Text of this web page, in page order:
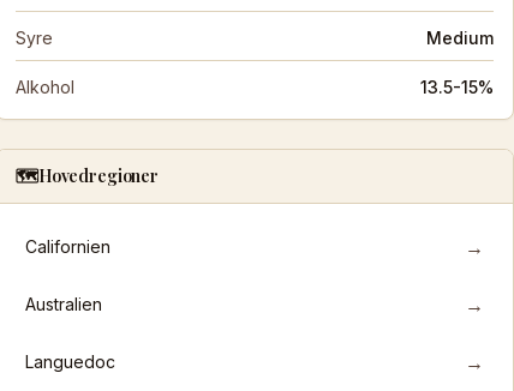
Syre Medium
Alkohol 13.5-15%
🗺️Hovedregioner
Californien →
Australien →
Languedoc →